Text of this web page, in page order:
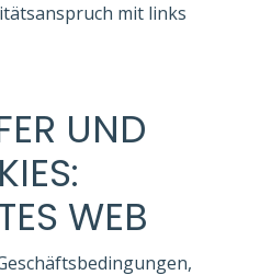
mit links
UND
WEB